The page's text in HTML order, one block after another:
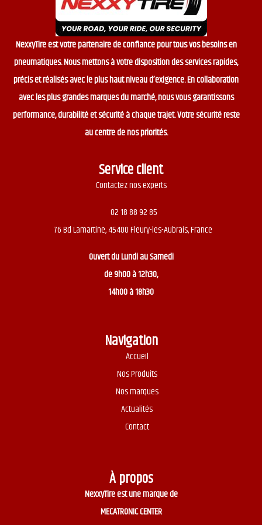
NexxyTire est votre partenaire de confiance pour tous vos besoins en
pneumatiques. Nous mettons à votre disposition des services rapides,
précis et réalisés avec le plus haut niveau d’exigence. En collaboration
avec les plus grandes marques du marché, nous vous garantissons
performance, durabilité et sécurité à chaque trajet. Votre sécurité reste
au centre de nos priorités.
Service client
Contactez nos experts
02 18 88 92 85
76 Bd Lamartine, 45400 Fleury-les-Aubrais, France
Ouvert duLundi au Samedi
de 9h00 à 12h30,
14h00 à 18h30
Navigation
Accueil
Nos Produits
Nos marques
Actualités
Contact
À propos
NexxyTire est une marque de
MECATRONIC CENTER